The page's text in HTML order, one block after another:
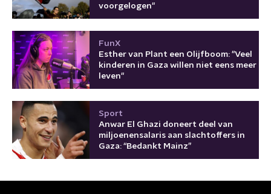
voorgelogen"
FunX
Esther van Plant een Olijfboom: "Veel
kinderen in Gaza willen niet eens meer
leven"
Sport
Anwar El Ghazi doneert deel van
miljoenensalaris aan slachtoffers in
Gaza: “Bedankt Mainz”